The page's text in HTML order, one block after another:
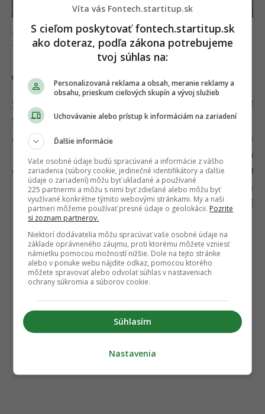
Raketa Starship firmy SpaceX, pomocou ktorej chcú dostať milión
ľudí na Mars. Zdroj: SpaceX
Čaká Zem masívny exodus?
SpaceX robí všetko pre to, aby bola nová loď
Starship tou cenovo najefektívnejšou raketou,
akú kedy ľudia skonštruovali. Plánom Elona
Muska je dostať na Mars do roku 2050 milión
obyvateľov, čo znie šialene i pri kapacite 100
pasažierov, keďže na tak dlhý let, akým je cesta
na Mars, by musel byť počet cestujúcich nižší
pre zachovanie komfortu.
Víta vás Fontech.startitup.sk
S cieľom poskytovať fontech.startitup.sk
ako doteraz, podľa zákona potrebujeme
tvoj súhlas na:
Personalizovaná reklama a obsah, meranie reklamy a
obsahu, prieskum cieľových skupín a vývoj služieb
Uchovávanie alebo prístup k informáciám na zariadení
Ďalšie informácie
Vaše osobné údaje budú spracúvané a informácie z vášho
zariadenia (súbory cookie, jedinečné identifikátory a ďalšie
údaje o zariadení) môžu byť ukladané a používané
225 partnermi a môžu s nimi byť zdieľané alebo môžu byť
využívané konkrétne týmito webovými stránkami. My a naši
partneri môžeme používať presné údaje o geolokácii. Pozrite
si zoznam partnerov.
Niektorí dodávatelia môžu spracúvať vaše osobné údaje na
základe oprávneného záujmu, proti ktorému môžete vzniesť
námietku pomocou možností nižšie. Dole na tejto stránke
alebo v ponuke webu nájdite odkaz, pomocou ktorého
môžete spravovať alebo odvolať súhlas v nastaveniach
ochrany súkromia a súborov cookie.
Súhlasím
Nastavenia